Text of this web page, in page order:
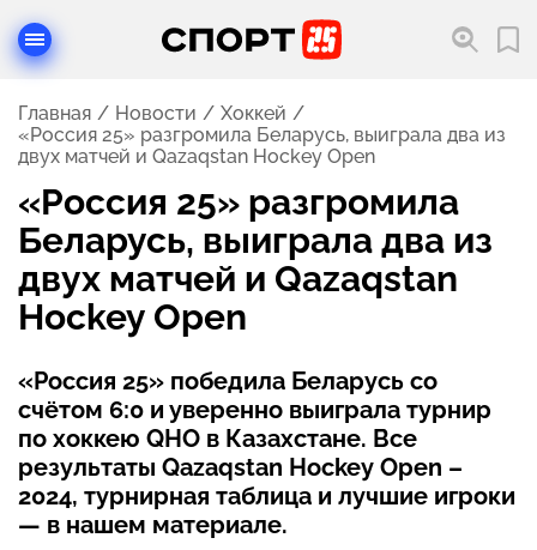
Главная Новости
Хоккей
«Россия 25» разгромила Беларусь, выиграла два из
двух матчей и Qazaqstan Hockey Open
«Россия 25» разгромила
Беларусь, выиграла два из
двух матчей и Qazaqstan
Hockey Open
«Россия 25» победила Беларусь со
счётом 6:0 и уверенно выиграла турнир
по хоккею QHO в Казахстане. Все
результаты Qazaqstan Hockey Open –
2024, турнирная таблица и лучшие игроки
— в нашем материале.